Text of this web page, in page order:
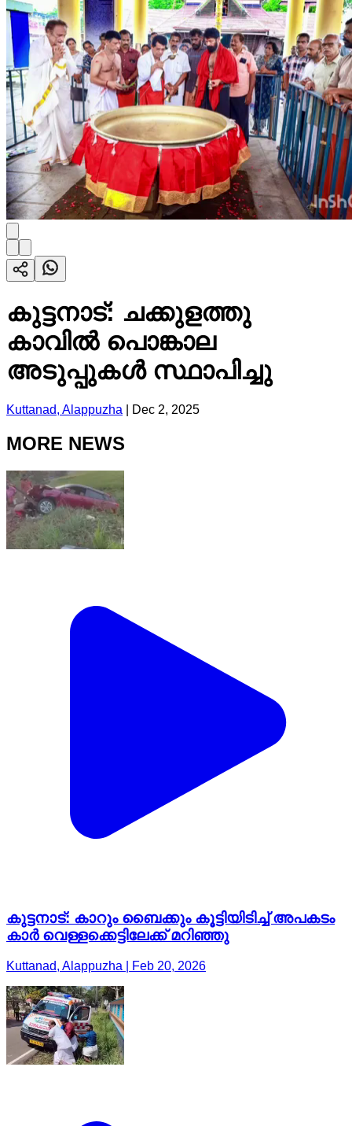
കുട്ടനാട്: ചക്കുളത്തു
കാവിൽ പൊങ്കാല
അടുപ്പുകൾ സ്ഥാപിച്ചു
Kuttanad, Alappuzha Dec 2, 2025
MORE NEWS
കുട്ടനാട്: കാറും ബൈക്കും കൂട്ടിയിടിച്ച് അപകടം
കാർ വെള്ളക്കെട്ടിലേക്ക് മറിഞ്ഞു
Kuttanad, Alappuzha | Feb 20, 2026